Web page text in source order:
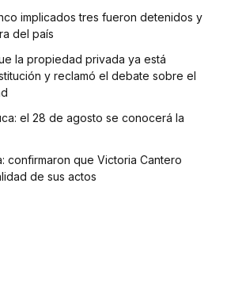
implicados tres fueron detenidos y
del país
la propiedad privada ya está
y reclamó el debate sobre el
el 28 de agosto se conocerá la
confirmaron que Victoria Cantero
de sus actos